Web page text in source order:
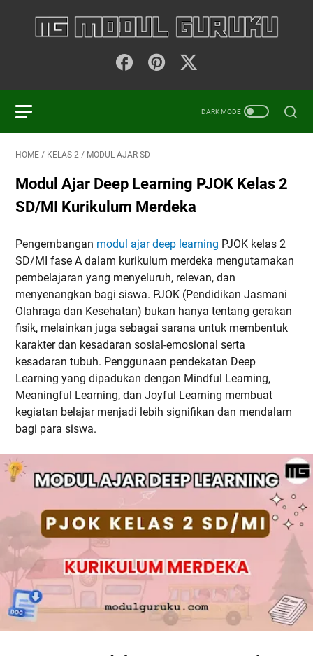
HOME / KELAS 2 / MODUL AJAR SD
Modul Ajar Deep Learning PJOK Kelas 2
SD/MI Kurikulum Merdeka
Pengembangan modul ajar deep learning PJOK kelas 2
SD/MI fase A dalam kurikulum merdeka mengutamakan
pembelajaran yang menyeluruh, relevan, dan
menyenangkan bagi siswa. PJOK (Pendidikan Jasmani
Olahraga dan Kesehatan) bukan hanya tentang gerakan
fisik, melainkan juga sebagai sarana untuk membentuk
karakter dan kesadaran sosial-emosional serta
kesadaran tubuh. Penggunaan pendekatan Deep
Learning yang dipadukan dengan Mindful Learning,
Meaningful Learning, dan Joyful Learning membuat
kegiatan belajar menjadi lebih signifikan dan mendalam
bagi para siswa.